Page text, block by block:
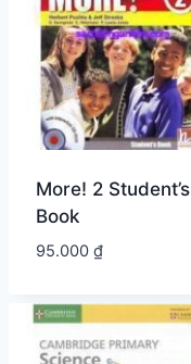
More! 2 Student’s
Book
95.000 ₫